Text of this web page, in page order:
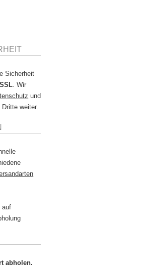
Sicherheit
SSL. Wir
und
weiter.
auf
abholen.